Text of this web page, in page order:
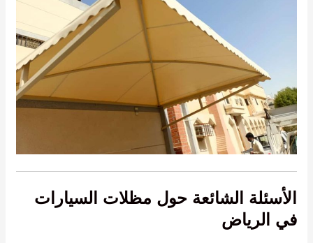
الأسئلة الشائعة حول مظلات السيارات
في الرياض